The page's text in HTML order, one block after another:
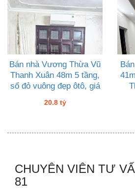
Bán nhà Vương Thừa Vũ
Thanh Xuân 48m 5 tầng,
sổ đỏ vuông đẹp ôtô, giá
20.8 tỷ
CHUYÊN VIÊN TƯ
81